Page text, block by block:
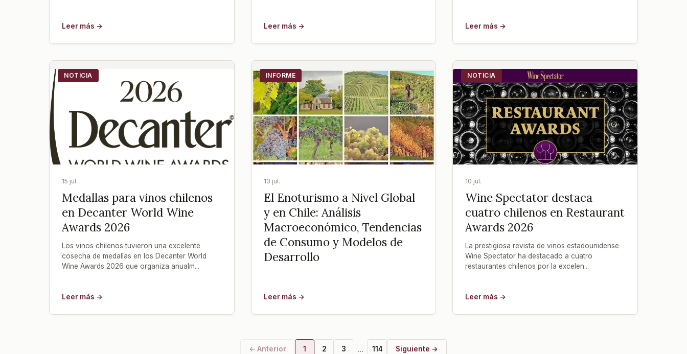
Leer más → Leer más → Leer más →
NOTICIA
15 jul.
Medallas para vinos chilenos
en Decanter World Wine
Awards 2026
Los vinos chilenos tuvieron una excelente
cosecha de medallas en los Decanter World
Wine Awards 2026 que organiza anualm...
Leer más →
INFORME
13 jul.
El Enoturismo a Nivel Global
y en Chile: Análisis
Macroeconómico, Tendencias
de Consumo y Modelos de
Desarrollo
Leer más →
NOTICIA
10 jul.
Wine Spectator destaca
cuatro chilenos en Restaurant
Awards 2026
La prestigiosa revista de vinos estadounidense
Wine Spectator ha destacado a cuatro
restaurantes chilenos por la excelen...
Leer más →
← Anterior 1 2 3 ... 114 Siguiente →